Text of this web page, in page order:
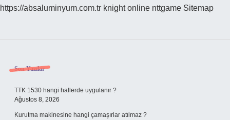
https://absaluminyum.com.tr knight online nttgame Sitemap
Sidebar
Son Yazılar
TTK 1530 hangi hallerde uygulanır ?
Ağustos 8, 2026
Kurutma makinesine hangi çamaşırlar atılmaz ?